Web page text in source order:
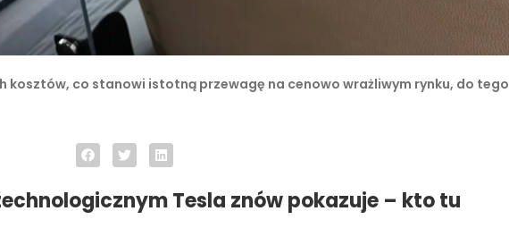
co stanowi istotną przewagę na cenowo wrażliwym rynku, do tego
Tesla znów pokazuje – kto tu